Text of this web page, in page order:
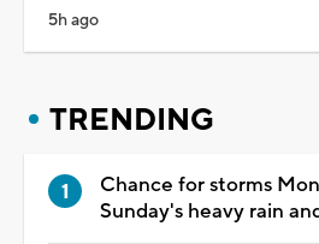
5h ago
TRENDING
Chance for storms
Sunday's heavy rain